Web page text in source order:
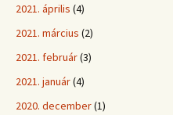
2021. április (4)
2021. március (2)
2021. február(3)
2021. január(4)
2020. december(1)